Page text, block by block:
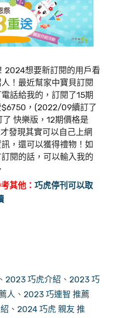
2024想要新訂閱的用戶看
！最近幫家中寶貝訂閱
話給我的，訂閱了15期
$6750，(2022/09續訂了
快樂版，12期價格是
發現其實可以自己上網
，還可以獲得禮物！如
閱的話，可以輸入我的
其他： 巧虎停刊可以取
、 2023 巧虎介紹 、 2023 巧
人 、 2023 巧連智 推薦
、 2024 巧虎 親友 推